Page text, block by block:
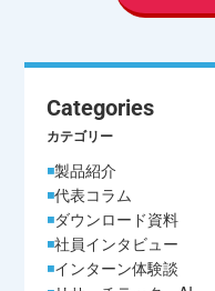
５．個人情報の開
ご本人様は、当社に
（利用目的の通知、
利用の停止または消
第三者提供記録の開
わせ窓口に申し出る
お客様ご本人を確認
な期間内に対応いたし
Categories
カテゴリー
製品紹介
代表コラム
ダウンロード資料
社員インタビュー
インターン体験談